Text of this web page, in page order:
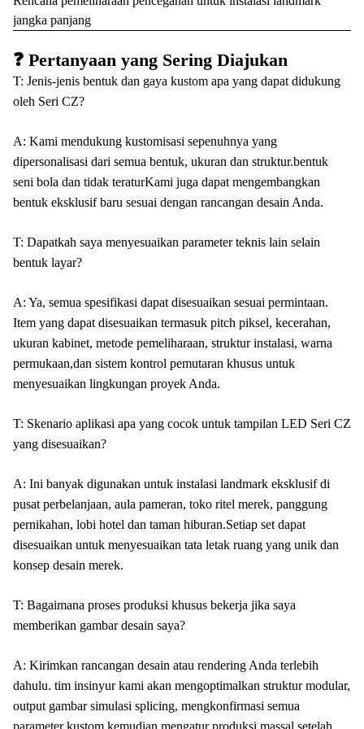
jangka panjang
❓ Pertanyaan yang Sering Diajukan
T: Jenis-jenis bentuk dan gaya kustom apa yang dapat didukung
oleh Seri CZ?
A: Kami mendukung kustomisasi sepenuhnya yang
dipersonalisasi dari semua bentuk, ukuran dan struktur.bentuk
seni bola dan tidak teraturKami juga dapat mengembangkan
bentuk eksklusif baru sesuai dengan rancangan desain Anda.
T: Dapatkah saya menyesuaikan parameter teknis lain selain
bentuk layar?
A: Ya, semua spesifikasi dapat disesuaikan sesuai permintaan.
Item yang dapat disesuaikan termasuk pitch piksel, kecerahan,
ukuran kabinet, metode pemeliharaan, struktur instalasi, warna
permukaan,dan sistem kontrol pemutaran khusus untuk
menyesuaikan lingkungan proyek Anda.
T: Skenario aplikasi apa yang cocok untuk tampilan LED Seri CZ
yang disesuaikan?
A: Ini banyak digunakan untuk instalasi landmark eksklusif di
pusat perbelanjaan, aula pameran, toko ritel merek, panggung
pernikahan, lobi hotel dan taman hiburan.Setiap set dapat
disesuaikan untuk menyesuaikan tata letak ruang yang unik dan
konsep desain merek.
T: Bagaimana proses produksi khusus bekerja jika saya
memberikan gambar desain saya?
A: Kirimkan rancangan desain atau rendering Anda terlebih
dahulu. tim insinyur kami akan mengoptimalkan struktur modular,
output gambar simulasi splicing, mengkonfirmasi semua
parameter kustom,kemudian mengatur produksi massal setelah